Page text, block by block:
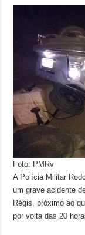
Foto: PMRv
A Polícia Militar
um grave acidente
Régis, próximo ao
por volta das 20